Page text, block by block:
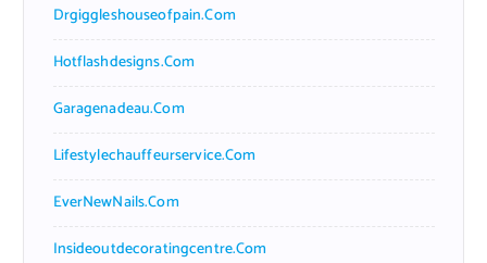
Drgiggleshouseofpain.com
Hotflashdesigns.com
Garagenadeau.com
Lifestylechauffeurservice.com
EverNewNails.com
Insideoutdecoratingcentre.com